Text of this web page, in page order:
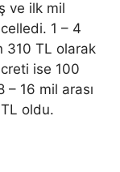
ve ilk mil
1 – 4
310 TL olarak
ise 100
16 mil arası
oldu.